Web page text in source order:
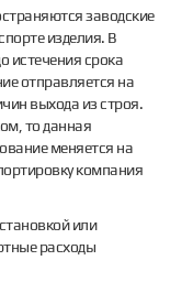
заводские
изделия. В
истечения срока
отправляется на
выхода из строя.
то данная
меняется на
компания
или
расходы